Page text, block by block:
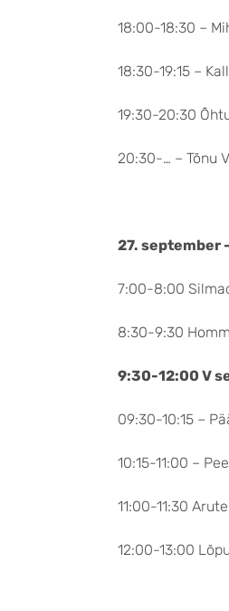
18:00-18:30 –
18:30-19:15 –
19:30-20:30
20:30-… – Tõnu
27. september
7:00-8:00
8:30-9:30
9:30-12:00 V
09:30-10:15 –
10:15-11:00 –
11:00-11:30
12:00-13:00